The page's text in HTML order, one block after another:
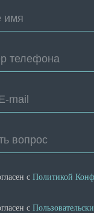
имя
телефона
mail
вопрос
с Политикой
с